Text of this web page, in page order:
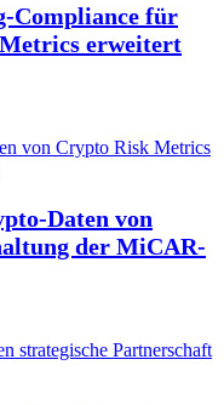
Compliance für
erweitert
Daten von
der MiCAR-